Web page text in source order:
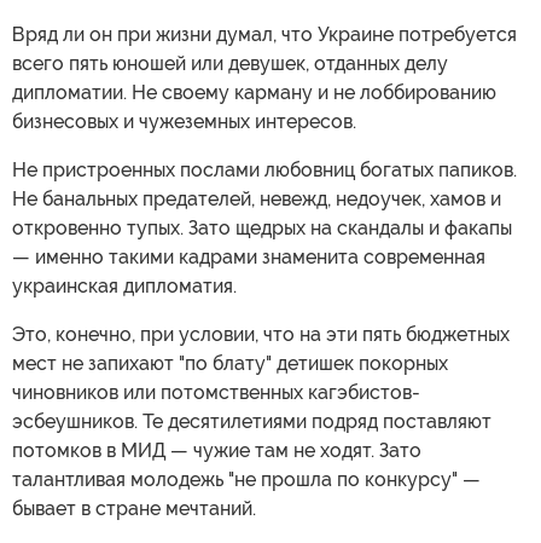
Вряд ли он при жизни думал, что Украине потребуется
всего пять юношей или девушек, отданных делу
дипломатии. Не своему карману и не лоббированию
бизнесовых и чужеземных интересов.
Не пристроенных послами любовниц богатых папиков.
Не банальных предателей, невежд, недоучек, хамов и
откровенно тупых. Зато щедрых на скандалы и факапы
— именно такими кадрами знаменита современная
украинская дипломатия.
Это, конечно, при условии, что на эти пять бюджетных
мест не запихают "по блату" детишек покорных
чиновников или потомственных кагэбистов-
эсбеушников. Те десятилетиями подряд поставляют
потомков в МИД — чужие там не ходят. Зато
талантливая молодежь "не прошла по конкурсу" —
бывает в стране мечтаний.